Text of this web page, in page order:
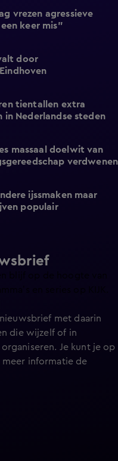
vrezen agressieve
keer mis"
door
tientallen extra
in Nederlandse steden
massaal doelwit van
verdwenen
ijssmaken maar
populair
met daarin
die wijzelf of in
Je kunt je op
informatie de